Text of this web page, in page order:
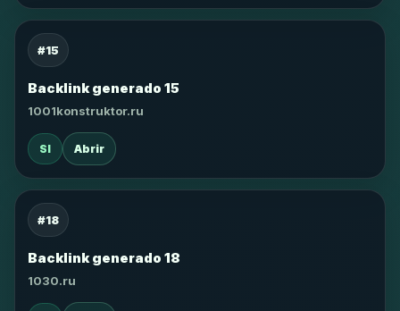
#15
Backlink generado 15
1001konstruktor.ru
SI Abrir
#18
Backlink generado 18
1030.ru